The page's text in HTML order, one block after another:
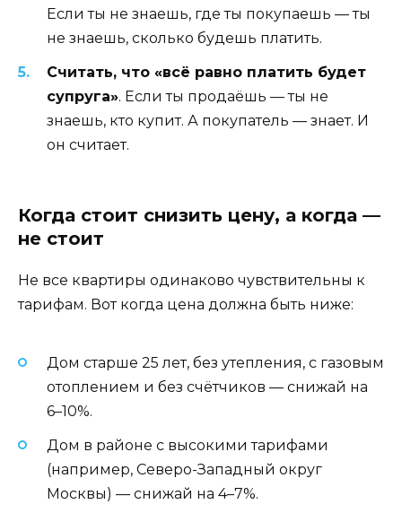
Если ты не знаешь, где ты покупаешь — ты
не знаешь, сколько будешь платить.
Считать, что «всё равно платить будет
супруга». Если ты продаёшь — ты не
знаешь, кто купит. А покупатель — знает. И
он считает.
Когда стоит снизить цену, а когда —
не стоит
Не все квартиры одинаково чувствительны к
тарифам. Вот когда цена должна быть ниже:
Дом старше 25 лет, без утепления, с газовым
отоплением и без счётчиков — снижай на
6–10%.
Дом в районе с высокими тарифами
(например, Северо-Западный округ
Москвы) — снижай на 4–7%.